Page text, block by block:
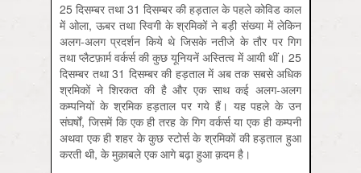
25 दिसम्बर तथा 31 दिसम्बर की हड़ताल के पहले कोविड काल
में ओला, ऊबर तथा स्विगी के श्रमिकों ने बड़ी संख्या में लेकिन
अलग-अलग प्रदर्शन किये थे जिसके नतीजे के तौर पर गिग
तथा प्लैटफ़ार्म वर्कर्स की कुछ यूनियनें अस्तित्व में आयी थीं। 25
दिसम्बर तथा 31 दिसम्बर की हड़ताल में अब तक सबसे अधिक
श्रमिकों ने शिरकत की है और एक साथ कई अलग-अलग
कम्पनियों के श्रमिक हड़ताल पर गये हैं। यह पहले के उन
संघर्षों, जिसमें कि एक ही तरह के गिग वर्कर्स या एक ही कम्पनी
अथवा एक ही शहर के कुछ स्टोर्स के श्रमिकों की हड़ताल हुआ
करती थी, के मुक़ाबले एक आगे बढ़ा हुआ क़दम है।